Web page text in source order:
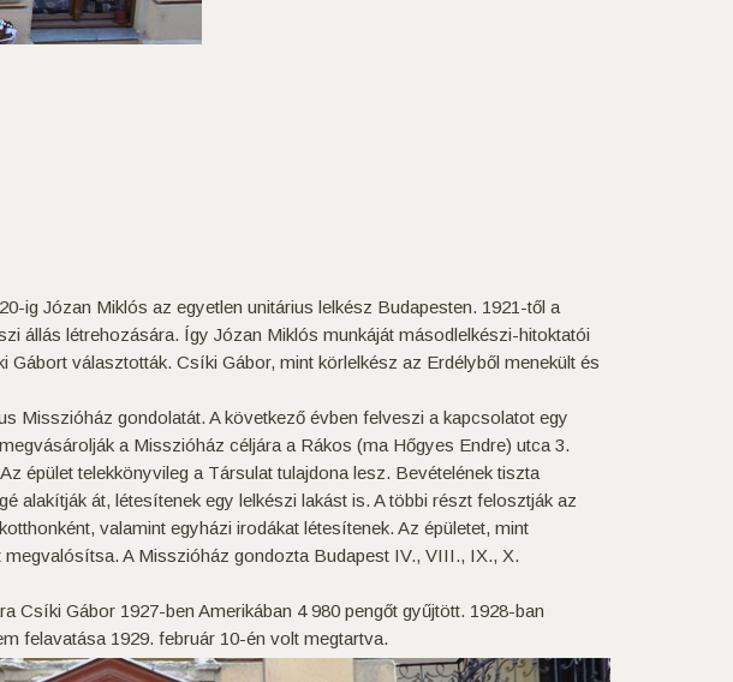
ig Józan Miklós az egyetlen unitárius lelkész Budapesten. 1921-től a
állás létrehozására. Így Józan Miklós munkáját másodlelkészi-hitoktatói
választották. Csíki Gábor, mint körlelkész az Erdélyből menekült és
Misszióház gondolatát. A következő évben felveszi a kapcsolatot egy
a Misszióház céljára a Rákos (ma Hőgyes Endre) utca 3.
épület telekkönyvileg a Társulat tulajdona lesz. Bevételének tiszta
alakítják át, létesítenek egy lelkészi lakást is. A többi részt felosztják az
valamint egyházi irodákat létesítenek. Az épületet, mint
A Misszióház gondozta Budapest IV., VIII., IX., X.
Gábor 1927-ben Amerikában 4 980 pengőt gyűjtött. 1928-ban
felavatása 1929. február 10-én volt megtartva.